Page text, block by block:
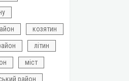
козятин
літин
міст
район